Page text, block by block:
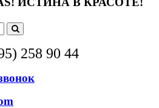
258 90 44